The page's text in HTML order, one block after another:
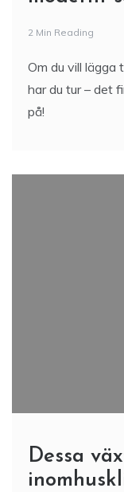
2 Min Reading
Om du vill lägga
har du tur – det
på!
Dessa